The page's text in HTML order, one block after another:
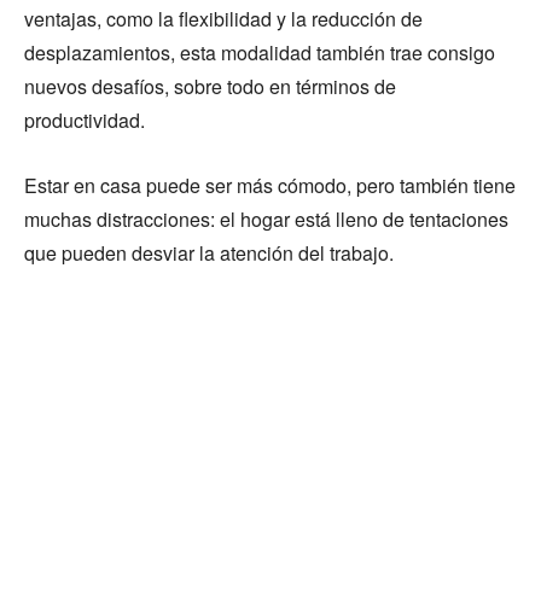
ventajas, como la flexibilidad y la reducción de
desplazamientos, esta modalidad también trae consigo
nuevos desafíos, sobre todo en términos de
productividad.
Estar en casa puede ser más cómodo, pero también tiene
muchas distracciones: el hogar está lleno de tentaciones
que pueden desviar la atención del trabajo.